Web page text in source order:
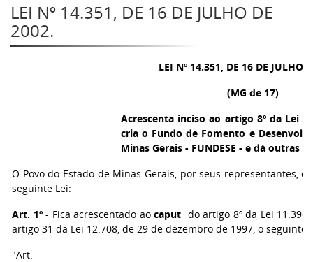
LEI Nº 14.351, DE 16 DE JULHO DE
2002.
LEI Nº 14.351, DE 16 DE JULHO
(MG de 17)
Acrescenta inciso ao artigo 8º da Lei
cria o Fundo de Fomento e
Minas Gerais - FUNDESE - e dá outras
O Povo do Estado de Minas Gerais, por seus representantes,
seguinte Lei:
Art. 1º- Fica acrescentado aocaput do artigo 8º da Lei
artigo 31 da Lei 12.708, de 29 de dezembro de 1997, o seguinte
"Art.